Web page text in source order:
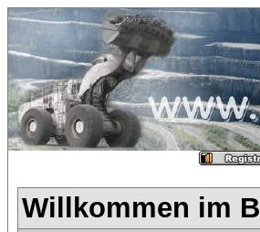
Willkommen im